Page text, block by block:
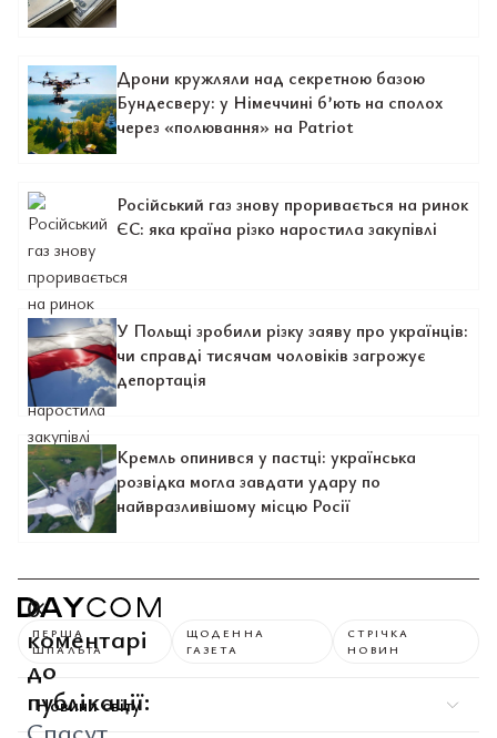
Дрони кружляли над секретною базою
Бундесверу: у Німеччині б’ють на сполох
через «полювання» на Patriot
Російський газ знову проривається на ринок
ЄС: яка країна різко наростила закупівлі
У Польщі зробили різку заяву про українців:
чи справді тисячам чоловіків загрожує
депортація
Кремль опинився у пастці: українська
розвідка могла завдати удару по
найвразливішому місцю Росії
0
коментарі
до
публікації:
ПЕРША
ШПАЛЬТА
ЩОДЕННА
ГАЗЕТА
СТРІЧКА
НОВИН
Новини світу